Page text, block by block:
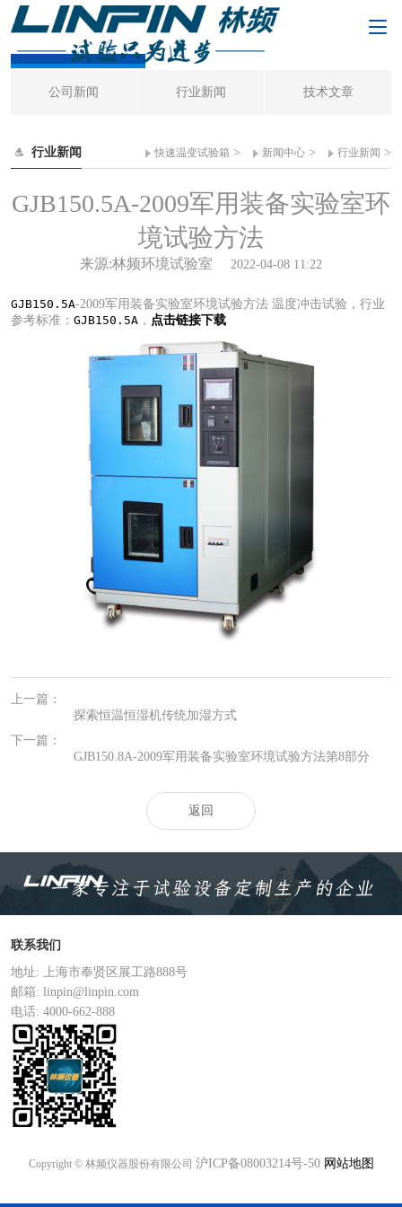
行业新闻
公司新闻 行业新闻 技术文章
行业新闻 快速温变试验箱 > 新闻中心 > 行业新闻 >
GJB150.5A-2009军用装备实验室环
境试验方法
来源:林频环境试验室 2022-04-08 11:22
GJB150.5A-2009军用装备实验室环境试验方法 温度冲击试验，行业
参考标准： GJB150.5A ， 点击链接下载
上一篇：
探索恒温恒湿机传统加湿方式
下一篇：
GJB150.8A-2009军用装备实验室环境试验方法第8部分
返回
联系我们
地址: 上海市奉贤区展工路888号
邮箱: linpin@linpin.com
电话: 4000-662-888
Copyright © 林频仪器股份有限公司 沪ICP备08003214号-50 网站地图